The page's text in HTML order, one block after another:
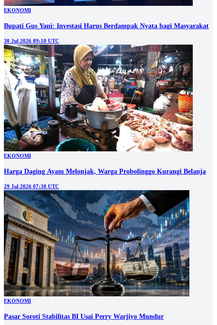
EKONOMI
Bupati Gus Yani: Investasi Harus Berdampak Nyata bagi Masyarakat
30 Jul 2026 09:10 UTC
EKONOMI
Harga Daging Ayam Melonjak, Warga Probolinggo Kurangi Belanja
29 Jul 2026 07:30 UTC
EKONOMI
Pasar Soroti Stabilitas BI Usai Perry Warjiyo Mundur